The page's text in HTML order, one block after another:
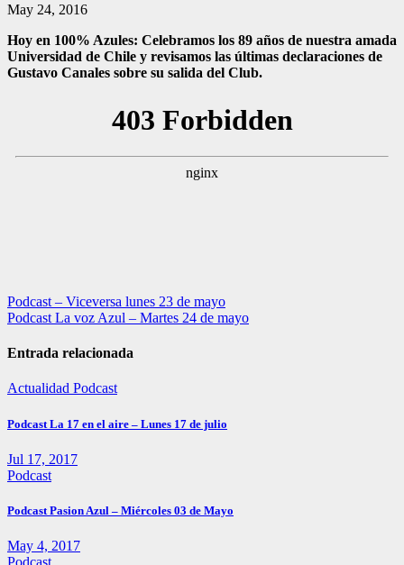
May 24, 2016
Hoy en 100% Azules: Celebramos los 89 años de nuestra amada
Universidad de Chile y revisamos las últimas declaraciones de
Gustavo Canales sobre su salida del Club.
Navegación
de
entradas
Podcast – Viceversa lunes 23 de mayo
Podcast La voz Azul – Martes 24 de mayo
Entrada relacionada
Actualidad Podcast
Podcast La 17 en el aire – Lunes 17 de julio
Jul 17, 2017
Podcast
Podcast Pasion Azul – Miércoles 03 de Mayo
May 4, 2017
Podcast